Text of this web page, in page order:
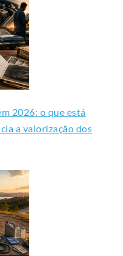
2026: o que está
a valorização dos